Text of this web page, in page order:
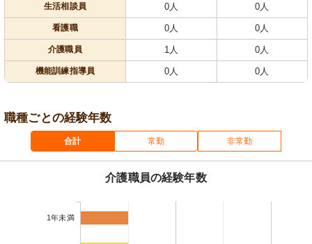
生活相談員 0人 0人
看護職 0人 0人
介護職員 1人 0人
機能訓練指導員 0人 0人
職種ごとの経験年数
合計 常勤 非常勤
介護職員の経験年数
1年未満